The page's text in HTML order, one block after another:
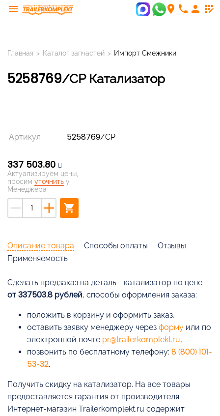
menu room phone person app_registration
Главная > Каталог запчастей > Импорт Смежники
5258769/CP Катализатор
Артикул 5258769/CP
337 503,80
Актуализируем цены,
просим уточнить у
Менеджера
remove add shopping_cart
Описание товара Способы оплаты
Отзывы
Применяемость
Cделать предзаказ на деталь - катализатор по цене
от 337503.8 рублей, способы оформления заказа:
положить в корзину и оформить заказ,
оставить заявку менеджеру через форму или по
электронной почте pr@trailerkomplekt.ru,
позвонить по бесплатному телефону: 8 (800) 101-
53-32.
Получить скидку на катализатор. На все товары
предоставляется гарантия от производителя.
Интернет-магазин Trailerkomplekt.ru содержит